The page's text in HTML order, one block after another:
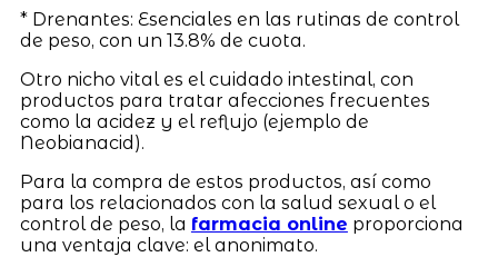
* Drenantes: Esenciales en las rutinas de control
de peso, con un 13.8% de cuota.
Otro nicho vital es el cuidado intestinal, con
productos para tratar afecciones frecuentes
como la acidez y el reflujo (ejemplo de
Neobianacid).
Para la compra de estos productos, así como
para los relacionados con la salud sexual o el
control de peso, la farmacia online proporciona
una ventaja clave: el anonimato.